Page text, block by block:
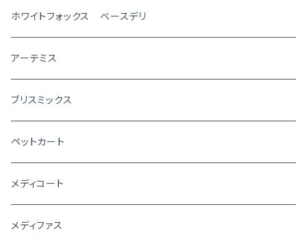
ホワイトフォックス ベースデリ
アーテミス
ブリスミックス
ペットカート
メディコート
メディファス